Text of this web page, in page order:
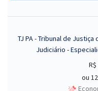
TJ PA - Tribunal de
Judiciário -
ou